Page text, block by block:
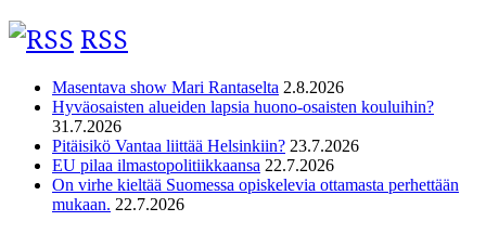
RSS
Masentava show Mari Rantaselta 2.8.2026
Hyväosaisten alueiden lapsia huono-osaisten kouluihin?
31.7.2026
Pitäisikö Vantaa liittää Helsinkiin? 23.7.2026
EU pilaa ilmastopolitiikkaansa 22.7.2026
On virhe kieltää Suomessa opiskelevia ottamasta perhettään
mukaan. 22.7.2026